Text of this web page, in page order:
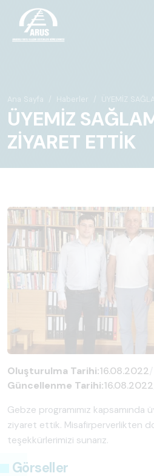
Ana Sayfa Haberler ÜYEMİZ
ÜYEMİZ
ZİYARET ETTİK
Oluşturulma Tarihi:16.08.2022
Güncellenme Tarihi:16.08.2022
Gebze programımız kapsamında
ziyaret ettik. Misafirperverlikten
teşekkürlerimizi sunarız.
Görseller